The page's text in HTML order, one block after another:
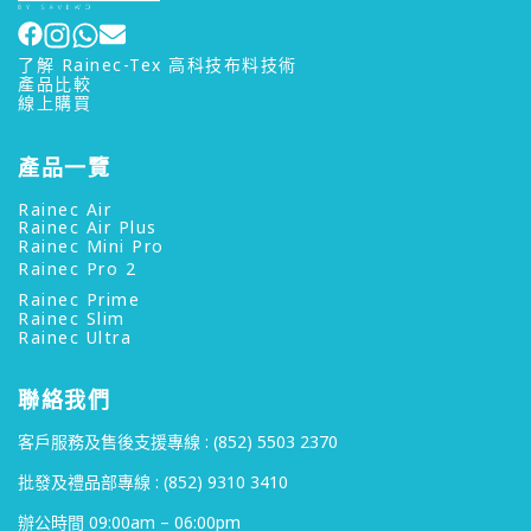
了解 Rainec-Tex 高科技布料技術
產品比較
線上購買
產品一覽
Rainec Air
Rainec Air Plus
Rainec Mini Pro
Rainec Pro 2
Rainec Prime
Rainec Slim
Rainec Ultra
聯絡我們
客戶服務及售後支援專線 : (852) 5503 2370
批發及禮品部專線 : (852) 9310 3410
辦公時間 09:00am – 06:00pm